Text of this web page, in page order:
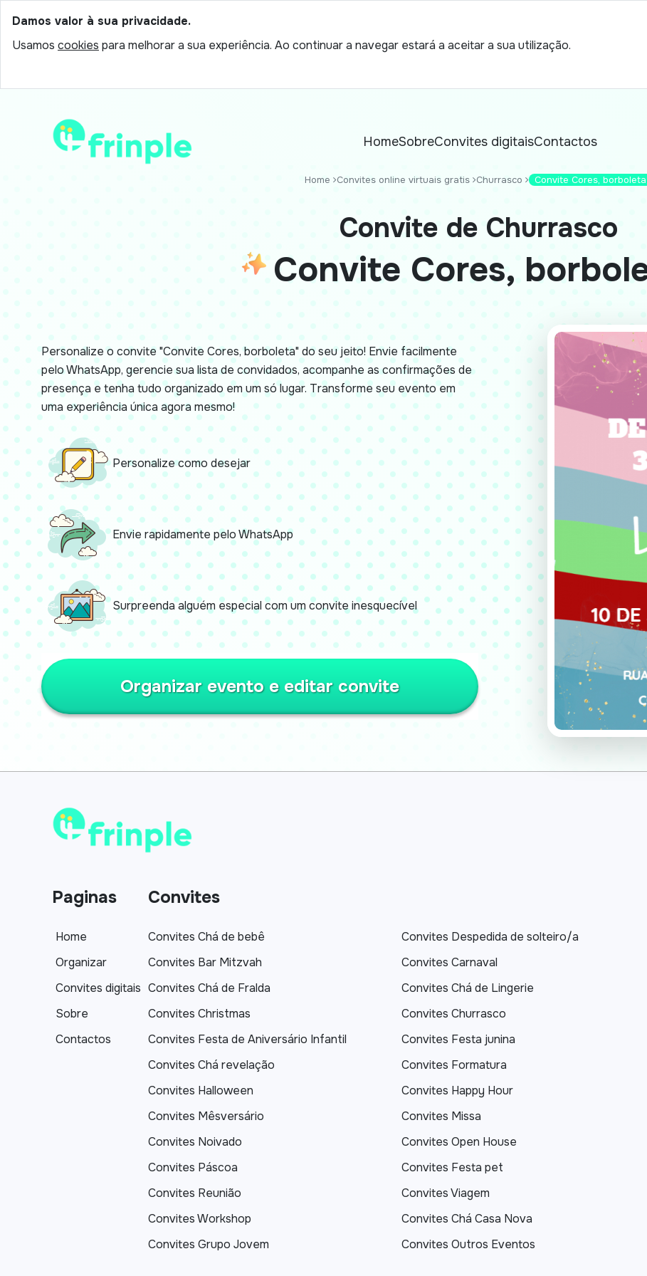
Damos valor à sua privacidade.
Usamos cookies para melhorar a sua experiência. Ao continuar a navegar estará a aceitar a sua utilização.
HomeSobreConvites digitaisContactos
Home Convites online virtuais gratis Churrasco Convite Cores, borboleta
Convite de Churrasco
Convite Cores,
Personalize o convite "Convite Cores, borboleta" do seu jeito! Envie facilmente
pelo WhatsApp, gerencie sua lista de convidados, acompanhe as confirmações de
presença e tenha tudo organizado em um só lugar. Transforme seu evento em
uma experiência única agora mesmo!
Personalize como desejar
Envie rapidamente pelo WhatsApp
Surpreenda alguém especial com um convite inesquecível
Organizar evento e editar convite
Paginas
Home
Organizar
Convites digitais
Sobre
Contactos
Convites
Convites Chá de bebê Convites Despedida de solteiro/a
Convites Bar Mitzvah
Convites Carnaval
Convites Chá de Fralda
Convites Chá de Lingerie
Convites Christmas
Convites Churrasco
Convites Festa de Aniversário Infantil
Convites Festa junina
Convites Chá revelação
Convites Formatura
Convites Halloween
Convites Happy Hour
Convites Mêsversário
Convites Missa
Convites Noivado
Convites Open House
Convites Páscoa
Convites Festa pet
Convites Reunião
Convites Viagem
Convites Workshop
Convites Chá Casa Nova
Convites Grupo Jovem
Convites Outros Eventos